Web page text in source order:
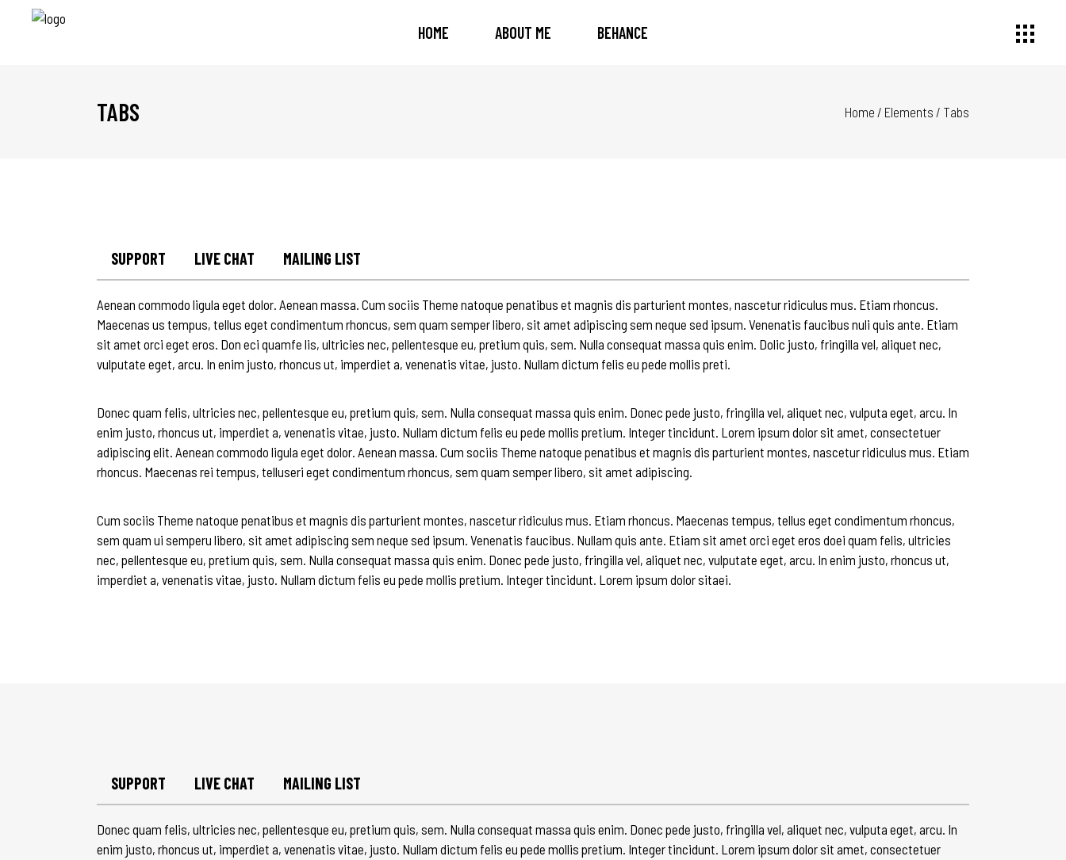
HOME ABOUT ME BEHANCE
TABS Home / Elements / Tabs
SUPPORT LIVE CHAT MAILING LIST
Aenean commodo ligula eget dolor. Aenean massa. Cum sociis Theme natoque penatibus et magnis dis parturient montes, nascetur ridiculus mus. Etiam rhoncus.
Maecenas us tempus, tellus eget condimentum rhoncus, sem quam semper libero, sit amet adipiscing sem neque sed ipsum. Venenatis faucibus nuli quis ante. Etiam
sit amet orci eget eros. Don eci quamfe lis, ultricies nec, pellentesque eu, pretium quis, sem. Nulla consequat massa quis enim. Dolic justo, fringilla vel, aliquet nec,
vulputate eget, arcu. In enim justo, rhoncus ut, imperdiet a, venenatis vitae, justo. Nullam dictum felis eu pede mollis preti.
Donec quam felis, ultricies nec, pellentesque eu, pretium quis, sem. Nulla consequat massa quis enim. Donec pede justo, fringilla vel, aliquet nec, vulputa eget, arcu. In
enim justo, rhoncus ut, imperdiet a, venenatis vitae, justo. Nullam dictum felis eu pede mollis pretium. Integer tincidunt. Lorem ipsum dolor sit amet, consectetuer
adipiscing elit. Aenean commodo ligula eget dolor. Aenean massa. Cum sociis Theme natoque penatibus et magnis dis parturient montes, nascetur ridiculus mus. Etiam
rhoncus. Maecenas rei tempus, telluseri eget condimentum rhoncus, sem quam semper libero, sit amet adipiscing.
Cum sociis Theme natoque penatibus et magnis dis parturient montes, nascetur ridiculus mus. Etiam rhoncus. Maecenas tempus, tellus eget condimentum rhoncus,
sem quam ui semperu libero, sit amet adipiscing sem neque sed ipsum. Venenatis faucibus. Nullam quis ante. Etiam sit amet orci eget eros doei quam felis, ultricies
nec, pellentesque eu, pretium quis, sem. Nulla consequat massa quis enim. Donec pede justo, fringilla vel, aliquet nec, vulputate eget, arcu. In enim justo, rhoncus ut,
imperdiet a, venenatis vitae, justo. Nullam dictum felis eu pede mollis pretium. Integer tincidunt. Lorem ipsum dolor sitaei.
SUPPORT LIVE CHAT MAILING LIST
Donec quam felis, ultricies nec, pellentesque eu, pretium quis, sem. Nulla consequat massa quis enim. Donec pede justo, fringilla vel, aliquet nec, vulputa eget, arcu. In
enim justo, rhoncus ut, imperdiet a, venenatis vitae, justo. Nullam dictum felis eu pede mollis pretium. Integer tincidunt. Lorem ipsum dolor sit amet, consectetuer